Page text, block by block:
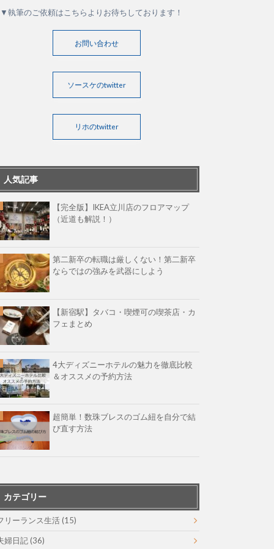
▼執筆のご依頼はこちらよりお待ちしております！
お問い合わせ
ソースケのtwitter
リホのtwitter
人気記事
【完全版】IKEA立川店のフロアマップ
（近道も解説！）
第二新卒の転職は厳しくない！第二新卒
ならではの強みを武器にしよう
【新宿駅】タバコ・喫煙可の喫茶店・カ
フェまとめ
4大ディズニーホテルの魅力を徹底比較
＆オススメの予約方法
超簡単！数珠ブレスのゴム紐を自分で結
び直す方法
カテゴリー
リーランス生活(15)
婦日記(36)